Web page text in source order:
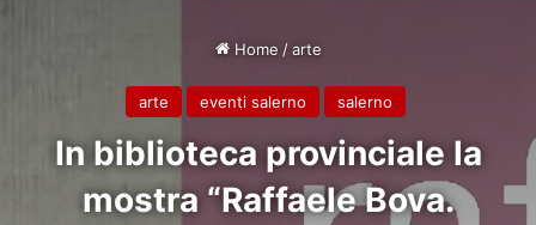
Home / arte
arte eventi salerno salerno
In biblioteca provinciale la
mostra “Raffaele Bova.